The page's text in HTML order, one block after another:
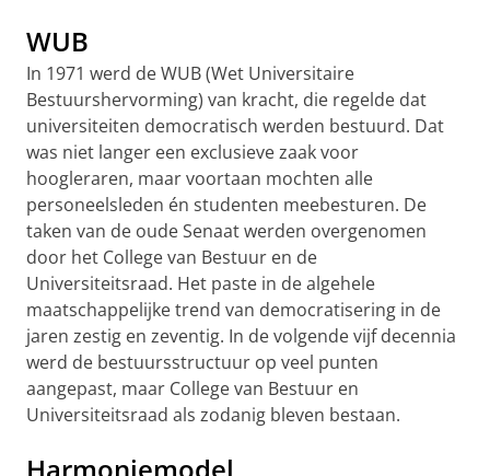
WUB
In 1971 werd de WUB (Wet Universitaire
Bestuurshervorming) van kracht, die regelde dat
universiteiten democratisch werden bestuurd. Dat
was niet langer een exclusieve zaak voor
hoogleraren, maar voortaan mochten alle
personeelsleden én studenten meebesturen. De
taken van de oude Senaat werden overgenomen
door het College van Bestuur en de
Universiteitsraad. Het paste in de algehele
maatschappelijke trend van democratisering in de
jaren zestig en zeventig. In de volgende vijf decennia
werd de bestuursstructuur op veel punten
aangepast, maar College van Bestuur en
Universiteitsraad als zodanig bleven bestaan.